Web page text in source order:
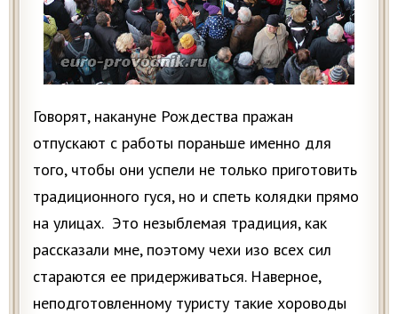
Говорят, накануне Рождества пражан
отпускают с работы пораньше именно для
того, чтобы они успели не только приготовить
традиционного гуся, но и спеть колядки прямо
на улицах. Это незыблемая традиция, как
рассказали мне, поэтому чехи изо всех сил
стараются ее придерживаться. Наверное,
неподготовленному туристу такие хороводы